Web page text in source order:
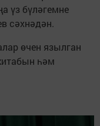
үз бүләгемне
сәхнәдән.
өчен язылган
һәм